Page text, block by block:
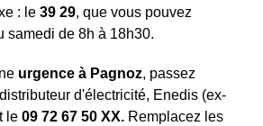
: le 39 29, que vous pouvez
samedi de 8h à 18h30.
urgence à Pagnoz, passez
d'électricité, Enedis (ex-
le 09 72 67 50 XX. Remplacez les